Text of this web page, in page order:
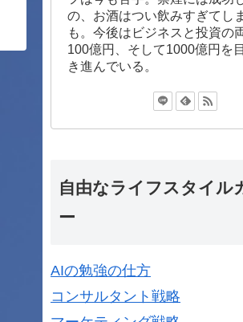
の、お酒はつい飲みすぎてし
も。今後はビジネスと投資の
100億円、そして1000億円を
き進んでいる。
自由なライフスタイル
ー
AIの勉強の仕方
コンサルタント戦略